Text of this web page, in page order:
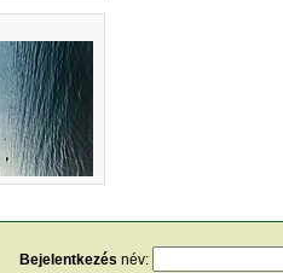
Bejelentkezés név: